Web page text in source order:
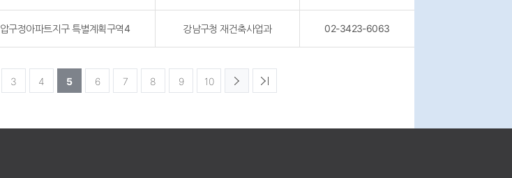
압구정아파트지구 특별계획구역4 강남구청 재건축사업과 02-3423-6063
3 4 5 6 7 8 9 10